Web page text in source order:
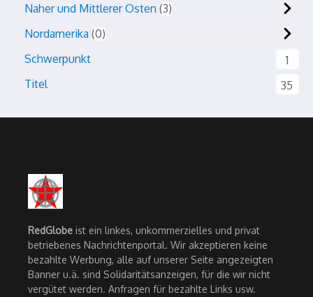
Naher und Mittlerer Osten 3
Nordamerika 0
Schwerpunkt
1
Titel
35
RedGlobe ist ein linkes, unkommerzielles und privat
betriebenes Nachrichtenportal. Wir akzeptieren keine
bezahlte Werbung, alle auf unserer Seite angezeigten
Banner u.ä. sind Solidaritätsanzeigen, für die wir nicht
vergütet werden. Anfragen für bezahlte Links usw.